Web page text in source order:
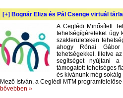
[+] Bognár Eliza és Pál Csenge virtuál
A Ceglédi Minősített
tehetségígéreteket úgy
szakterületeken
ahogy Rónai Gábor
tehetségekkel. Illetve
segítséget nyújtani a
támogatott tehetséges
és kívánunk még
Mező István, a Ceglédi MTM programfelelőse
bővebben »